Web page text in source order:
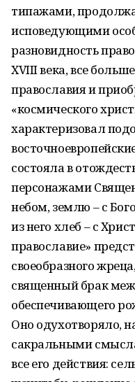
типажами,
исповедующими
разновидность
XVIII века, все
православия и
«космического
характеризовал
состояла в
персонажами
небом, землю – с
из него хлеб – с
православие»
своеобразного
священный брак
обеспечивающего
Оно одухотворяло,
сакральными
все его действия: